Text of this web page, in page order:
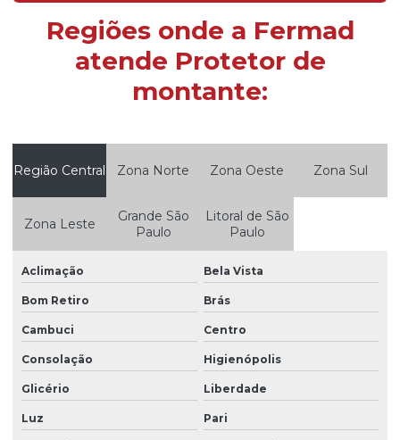
Empresas de porta paletes
Estrutura de armazenagem mezanino
Flow rack armazenagem
Flue space porta pallet
Fornecedor porta palete
Fornecedores de estrutura de armazenagem
Fornecedores de porta paletes
Fornecedores de porta paletes em sp
Regiões onde a Fermad
atende Protetor de
montante:
Região Central Zona Norte Zona Oeste Zona Sul
Zona Leste
Grande São
Paulo
Litoral de São
Paulo
Aclimação Bela Vista
Bom Retiro Brás
Cambuci Centro
Consolação Higienópolis
Glicério Liberdade
Luz Pari